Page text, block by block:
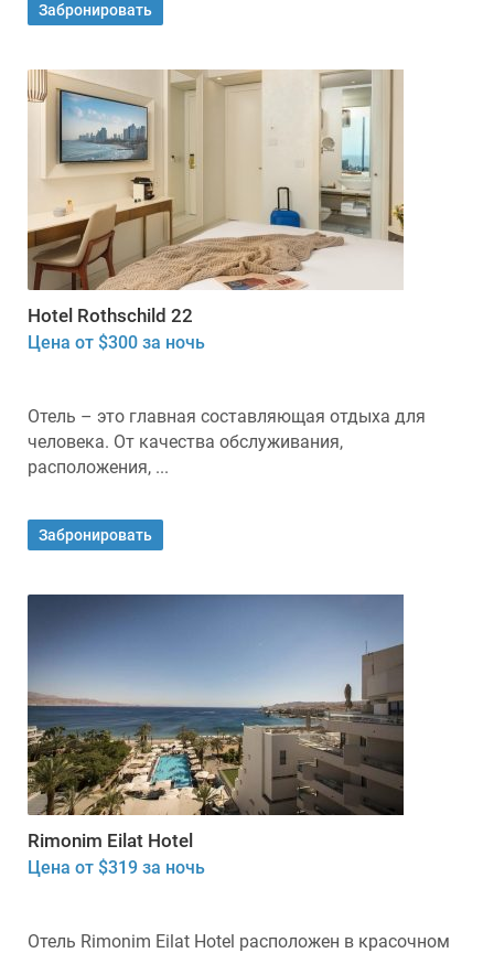
Забронировать
Hotel Rothschild 22
Цена от $300 за ночь
Отель – это главная составляющая отдыха для
человека. От качества обслуживания,
расположения, ...
Забронировать
Rimonim Eilat Hotel
Цена от $319 за ночь
Отель Rimonim Eilat Hotel расположен в красочном